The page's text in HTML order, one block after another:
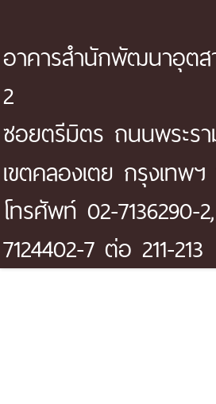
อาคารสำนักพัฒนาอุตส
2
ซอยตรีมิตร ถนนพระร
เขตคลองเตย กรุงเทพฯ
โทรศัพท์ 02-7136290-
7124402-7 ต่อ 211-213